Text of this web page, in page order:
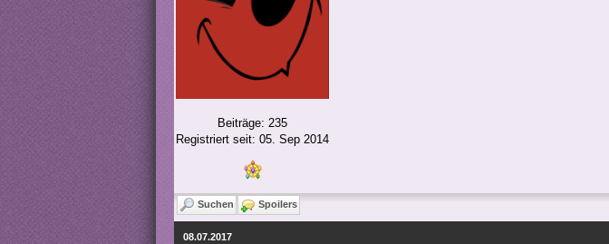
Beiträge: 235
Registriert seit: 05. Sep 2014
Suchen Spoilers
08.07.2017